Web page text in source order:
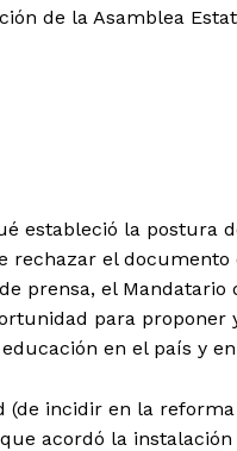
de la Asamblea
estableció la postura
rechazar el
prensa, el
para
en el país y
(de incidir en la
acordó la